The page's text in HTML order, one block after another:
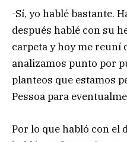
-Sí, yo hablé bastante.
después hablé con su
carpeta y hoy me reuní
analizamos punto por
planteos que estamos
Pessoa para
Por lo que habló con el